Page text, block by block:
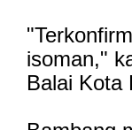
isoman,"
Balai Kota